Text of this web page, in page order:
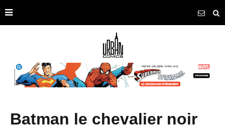
batman le chevalier noir